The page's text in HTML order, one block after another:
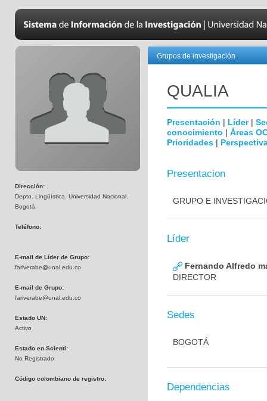
Dirección:
Depto. Lingüística. Universidad Nacional.
Bogotá
Teléfono:
E-mail de Líder de Grupo:
fariverabe@unal.edu.co
E-mail de Grupo:
fariverabe@unal.edu.co
Estado UN:
Activo
Estado en Scienti:
No Registrado
Código colombiano de registro:
Grupos de investigación
QUALIA
Presentación | Líder|
conocimiento | Áreas
Prioridades |
Presentacion
GRUPO E
Líder
Fernando Alfredo
DIRECTOR
Sedes
BOGOTÁ
Dependencias